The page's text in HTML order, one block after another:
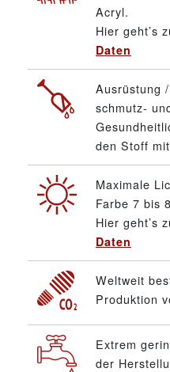
Acryl.
Hier geht’s
Daten
Ausrüstung
schmutz-
den Stoff
Maximale
Farbe 7 bis
Hier geht’s
Daten
Weltweit
Produktion
Extrem
der